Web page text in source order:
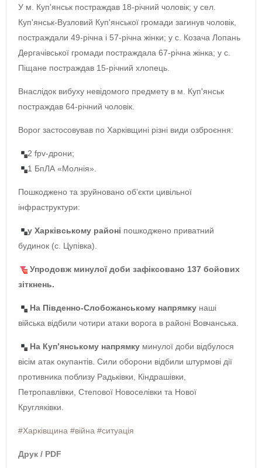
У м. Куп'янськ постраждав 18-річний чоловік; у сел.
Куп'янськ-Вузловий Куп'янської громади загинув чоловік,
постраждали 49-річна і 57-річна жінки; у с. Козача Лопань
Дергачівської громади постраждала 67-річна жінка; у с.
Піщане постраждав 15-річний хлопець.
Внаслідок вибуху невідомого предмету в м. Куп'янськ
постраждав 64-річний чоловік.
Ворог застосовував по Харківщині різні види озброєння:
2 fpv-дрони;
1 БпЛА «Молнія».
Пошкоджено та зруйновано обʼєкти цивільної
інфраструктури:
у Харківському районі пошкоджено приватний
будинок (с. Цупівка).
Упродовж минулої доби зафіксовано 137 бойових
зіткнень.
На Південно-Слобожанському напрямкунаші
війська відбили чотири атаки ворога в районі Вовчанська.
На Куп’янському напрямкуминулої доби відбулося
вісім атак окупантів. Сили оборони відбили штурмові дії
противника поблизу Радьківки, Кіндрашівки,
Петропавлівки, Степової Новоселівки та Нової
Кругляківки.
#Харківщина #війна #ситуація
Друк / PDF